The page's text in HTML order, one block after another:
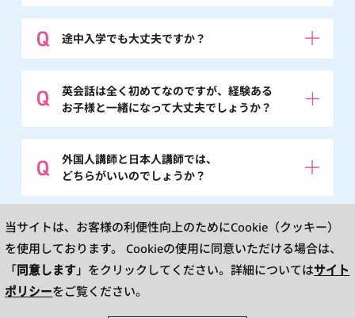
途中入学でも大丈夫ですか？
英会話は全く初めてなのですが、経験ある
お子様と一緒になって大丈夫でしょうか？
外国人講師と日本人講師では、
どちらがいいのでしょうか？
このコンテンツは、公益財団法人 日本英語検定協会の承認や推奨、その他の検
※L&R means LISTENING AND READING.TOEIC is a registered trademark of
Educational Testing Service(ETS). This website is not endorsed or approved
by ETS.
当サイトは、お客様の利便性向上のためにCookie（クッキー）
を使用しております。
Cookieの使用に同意いただける場合は、
「同意します 」をクリックしてください。詳細についてはサイト
ポリシーをご覧ください。